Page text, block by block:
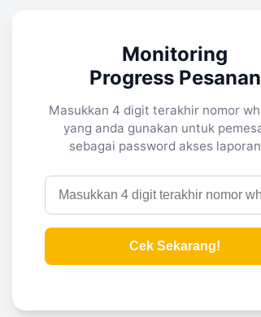
Monitoring
Progress Pesanan
Masukkan 4 digit terakhir nomor
yang anda gunakan untuk
sebagai password akses
Cek Sekarang!